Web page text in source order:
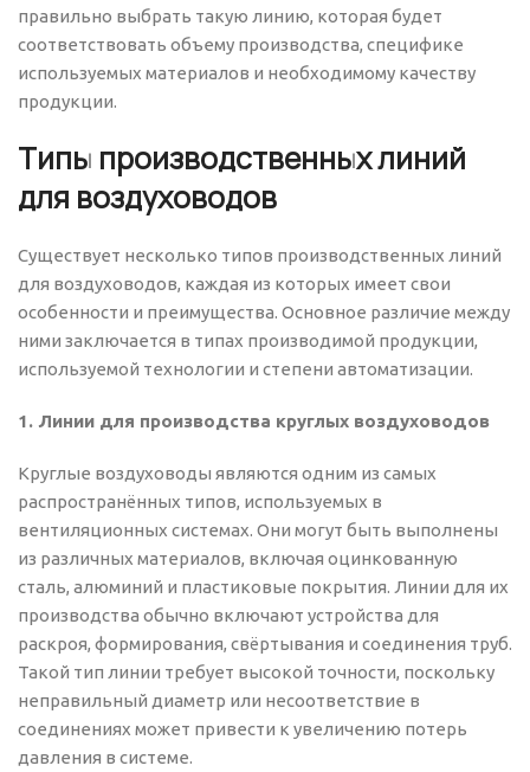
правильно выбрать такую линию, которая будет
соответствовать объему производства, специфике
используемых материалов и необходимому качеству
продукции.
Типы производственных линий
для воздуховодов
Существует несколько типов производственных линий
для воздуховодов, каждая из которых имеет свои
особенности и преимущества. Основное различие между
ними заключается в типах производимой продукции,
используемой технологии и степени автоматизации.
1. Линии для производства круглых воздуховодов
Круглые воздуховоды являются одним из самых
распространённых типов, используемых в
вентиляционных системах. Они могут быть выполнены
из различных материалов, включая оцинкованную
сталь, алюминий и пластиковые покрытия. Линии для их
производства обычно включают устройства для
раскроя, формирования, свёртывания и соединения труб.
Такой тип линии требует высокой точности, поскольку
неправильный диаметр или несоответствие в
соединениях может привести к увеличению потерь
давления в системе.